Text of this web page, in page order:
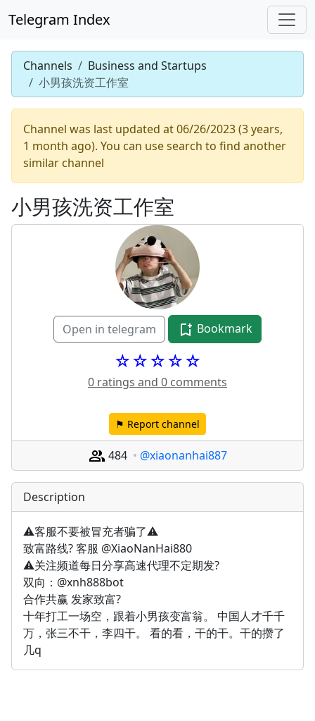
Telegram Index
Channels
Business and Startups
小男孩洗资工作室
Channel was last updated at 06/26/2023 (3 years,
1 month ago). You can use search to find another
similar channel
小男孩洗资工作室
Open in telegram Bookmark
☆☆☆☆☆
0 ratings and 0 comments
⚑ Report channel
484 @xiaonanhai887
Description
⚠️客服不要被冒充者骗了⚠️
致富路线? 客服 @XiaoNanHai880
⚠️关注频道每日分享高速代理不定期发?
双向：@xnh888bot
合作共赢 发家致富?
十年打工一场空，跟着小男孩变富翁。 中国人才千千
万，张三不干，李四干。 看的看，干的干。干的攒了
几q